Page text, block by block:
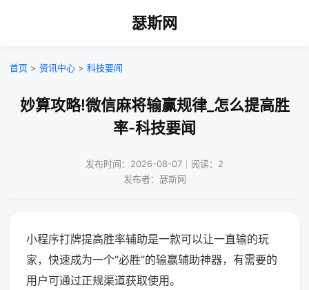
瑟斯网
首页 > 资讯中心 > 科技要闻
妙算攻略!微信麻将输赢规律_怎么提高胜
率-科技要闻
发布时间：2026-08-07｜阅读：2
发布者：瑟斯网
小程序打牌提高胜率辅助是一款可以让一直输的玩
家，快速成为一个“必胜”的输赢辅助神器，有需要的
用户可通过正规渠道获取使用。